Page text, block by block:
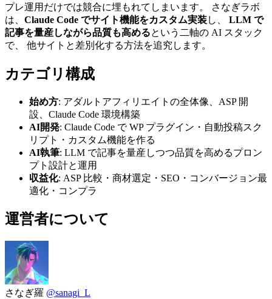
プレ運用だけでは競合に埋もれてしまいます。 さなぎラボ
は、 Claude Code でサイト機能をカスタム実装し、 LLM で
記事を量産しながら品質も高めるという二軸の AI スタック
で、 他サイトと差別化する方法を追究します。
カテゴリ構成
始め方: アダルトアフィリエイトの全体像、ASP 開
設、Claude Code 環境構築
AI開発: Claude Code で WP プラグイン・自動投稿スク
リプト・カスタム機能を作る
AI執筆: LLM で記事を量産しつつ品質を高めるプロン
プト設計と運用
収益化: ASP 比較・商材選定・SEO・コンバージョン最
適化・コンプラ
運営者について
さなぎ羅 @sanagi_L